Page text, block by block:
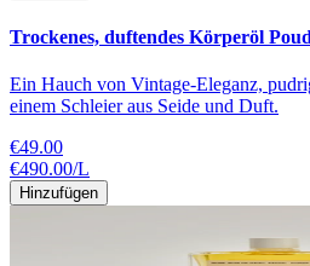
Trockenes, duftendes Körperöl
Ein Hauch von Vintage-Eleganz,
einem Schleier aus Seide und Duft.
€49.00
€490.00/L
Hinzufügen